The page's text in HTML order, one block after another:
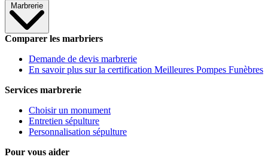
Marbrerie
Comparer les marbriers
Demande de devis marbrerie
En savoir plus sur la certification Meilleures Pompes Funèbres
Services marbrerie
Choisir un monument
Entretien sépulture
Personnalisation sépulture
Pour vous aider